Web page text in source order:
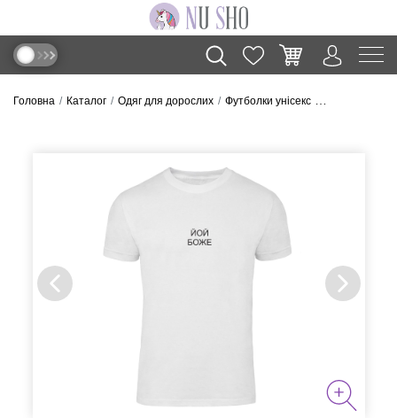
Головна Каталог Одяг для дорослих Футболки унісекс Футболка